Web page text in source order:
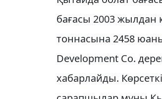
бағасы 2003 жылдан
тоннасына 2458
Development Co.
хабарлайды.